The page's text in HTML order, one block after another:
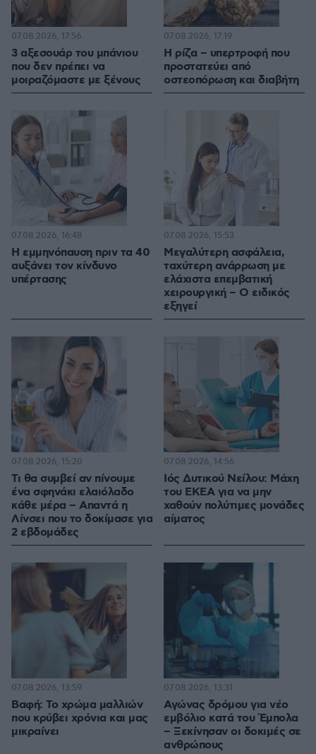
3 αξεσουάρ του μπάνιου
που δεν πρέπει να
μοιραζόμαστε με ξένους
07.08.2026, 17:56
Η ρίζα – υπερτροφή που
προστατεύει από
οστεοπόρωση και διαβήτη
07.08.2026, 17:19
Η εμμηνόπαυση πριν τα 40
αυξάνει τον κίνδυνο
υπέρτασης
07.08.2026, 16:48
Μεγαλύτερη ασφάλεια,
ταχύτερη ανάρρωση με
ελάχιστα επεμβατική
χειρουργική – Ο ειδικός
εξηγεί
07.08.2026, 15:53
Τι θα συμβεί αν πίνουμε
ένα σφηνάκι ελαιόλαδο
κάθε μέρα – Απαντά η
Λίνσει που το δοκίμασε για
2 εβδομάδες
07.08.2026, 15:20
Ιός Δυτικού Νείλου: Μάχη
του ΕΚΕΑ για να μην
χαθούν πολύτιμες μονάδες
αίματος
07.08.2026, 14:56
Βαφή: Το χρώμα μαλλιών
που κρύβει χρόνια και μας
μικραίνει
07.08.2026, 13:59
Αγώνας δρόμου για νέο
εμβόλιο κατά του Έμπολα
– Ξεκίνησαν οι δοκιμές σε
ανθρώπους
07.08.2026, 13:31